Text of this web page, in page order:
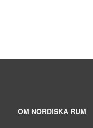
OM NORDISKA RUM